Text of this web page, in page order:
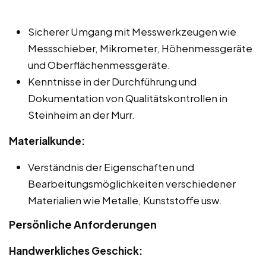
Sicherer Umgang mit Messwerkzeugen wie
Messschieber, Mikrometer, Höhenmessgeräte
und Oberflächenmessgeräte.
Kenntnisse in der Durchführung und
Dokumentation von Qualitätskontrollen in
Steinheim an der Murr.
Materialkunde:
Verständnis der Eigenschaften und
Bearbeitungsmöglichkeiten verschiedener
Materialien wie Metalle, Kunststoffe usw.
Persönliche Anforderungen
Handwerkliches Geschick: